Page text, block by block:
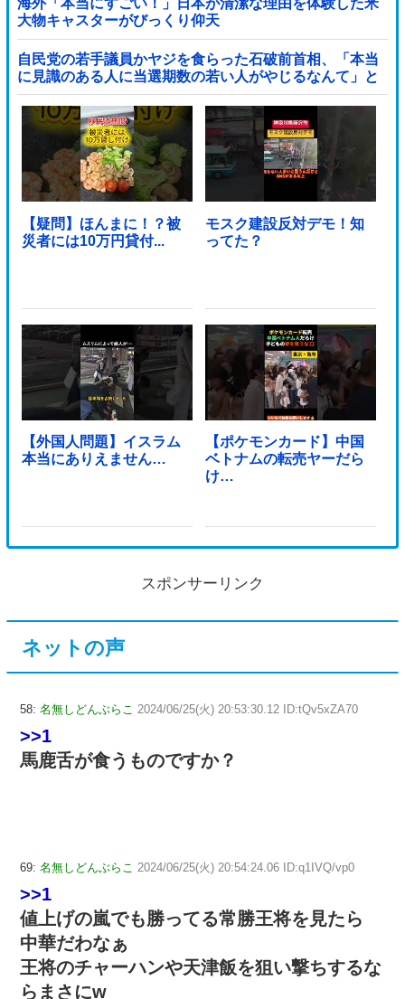
海外「本当にすごい！」日本が清潔な理由を体験した米
大物キャスターがびっくり仰天
自民党の若手議員かヤジを食らった石破前首相、「本当
に見識のある人に当選期数の若い人がやじるなんて」と
不満たらたらな様子を見せて……他
【疑問】ほんまに！？被
災者には10万円貸付...
モスク建設反対デモ！知
ってた？
【外国人問題】イスラム
本当にありえません…
【ポケモンカード】中国
ベトナムの転売ヤーだら
け…
スポンサーリンク
ネットの声
58: 名無しどんぶらこ 2024/06/25(火) 20:53:30.12 ID:tQv5xZA70
>>1
馬鹿舌が食うものですか？
69: 名無しどんぶらこ 2024/06/25(火) 20:54:24.06 ID:q1IVQ/vp0
>>1
値上げの嵐でも勝ってる常勝王将を見たら
中華だわなぁ
王将のチャーハンや天津飯を狙い撃ちするな
らまさにw